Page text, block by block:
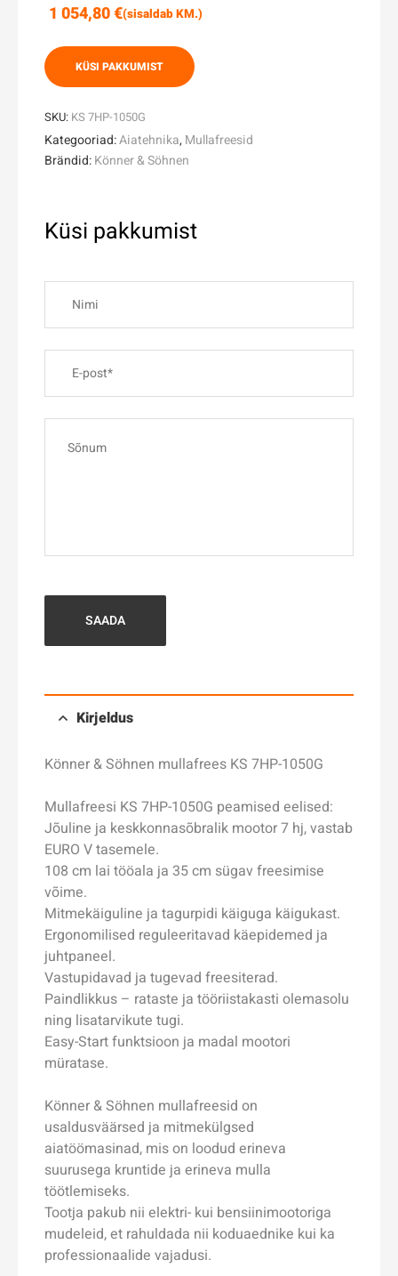
1 054,80€(sisaldab KM.)
KÜSI PAKKUMIST
SKU: KS 7HP-1050G
Kategooriad:Aiatehnika, Mullafreesid
Brändid:Könner & Söhnen
Küsi pakkumist
SAADA
Kirjeldus
Könner & Söhnen mullafrees KS 7HP-1050G
Mullafreesi KS 7HP-1050G peamised eelised:
Jõuline ja keskkonnasõbralik mootor 7 hj, vastab
EURO V tasemele.
108 cm lai tööala ja 35 cm sügav freesimise
võime.
Mitmekäiguline ja tagurpidi käiguga käigukast.
Ergonomilised reguleeritavad käepidemed ja
juhtpaneel.
Vastupidavad ja tugevad freesiterad.
Paindlikkus – rataste ja tööriistakasti olemasolu
ning lisatarvikute tugi.
Easy-Start funktsioon ja madal mootori
müratase.
Könner & Söhnen mullafreesid on
usaldusväärsed ja mitmekülgsed
aiatöömasinad, mis on loodud erineva
suurusega kruntide ja erineva mulla
töötlemiseks.
Tootja pakub nii elektri- kui bensiinimootoriga
mudeleid, et rahuldada nii koduaednike kui ka
professionaalide vajadusi.